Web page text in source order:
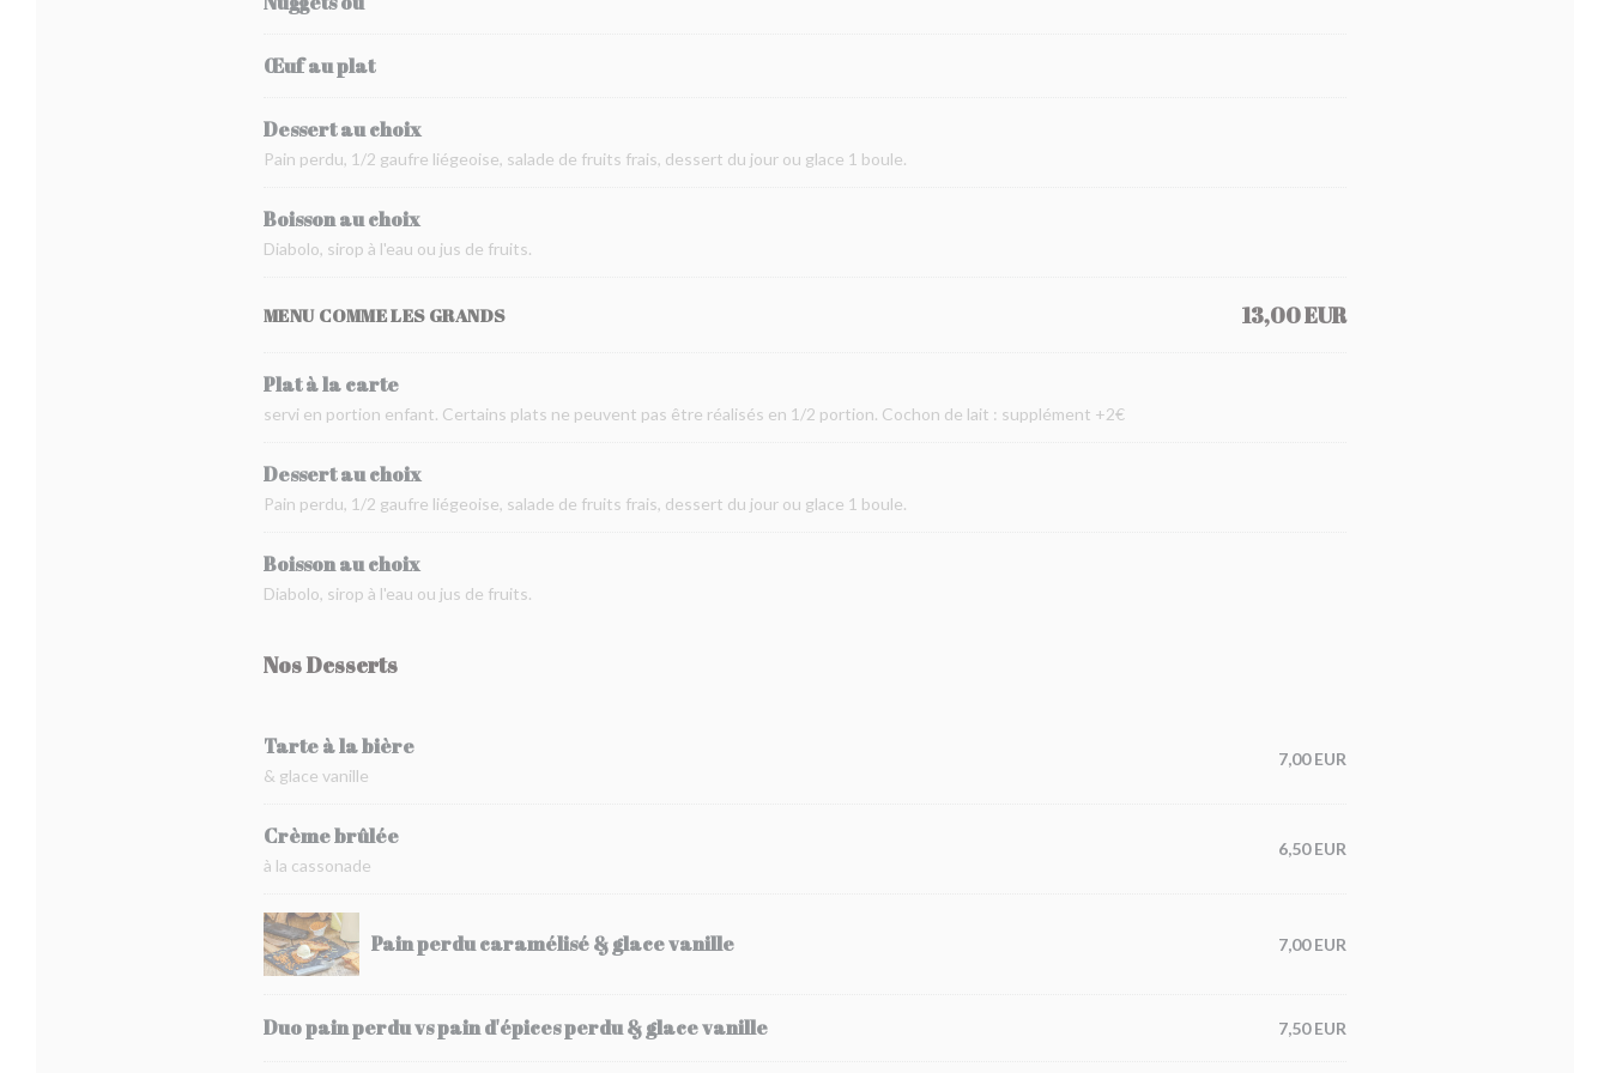
Œuf au plat
Dessert au choix
Pain perdu, 1/2 gaufre liégeoise, salade de fruits frais, dessert du jour ou glace 1 boule.
Boisson au choix
Diabolo, sirop à l'eau ou jus de fruits.
MENU COMME LES GRANDS 13,00 EUR
Plat à la carte
servi en portion enfant. Certains plats ne peuvent pas être réalisés en 1/2 portion. Cochon de lait : supplément +2€
Dessert au choix
Pain perdu, 1/2 gaufre liégeoise, salade de fruits frais, dessert du jour ou glace 1 boule.
Boisson au choix
Diabolo, sirop à l'eau ou jus de fruits.
Nos Desserts
Tarte à la bière
& glace vanille
7,00 EUR
Crème brûlée
à la cassonade
6,50 EUR
Pain perdu caramélisé & glace vanille 7,00 EUR
Duo pain perdu vs pain d'épices perdu & glace vanille 7,50 EUR